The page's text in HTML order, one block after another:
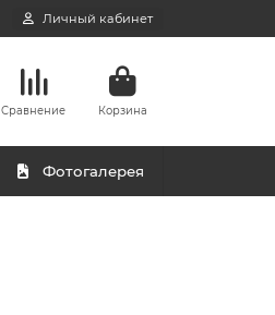
Личный кабинет
Сравнение Корзина
Фотогалерея